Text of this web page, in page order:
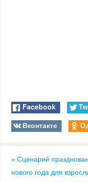
Facebook
Вконтакте
« Сценарий
нового года для